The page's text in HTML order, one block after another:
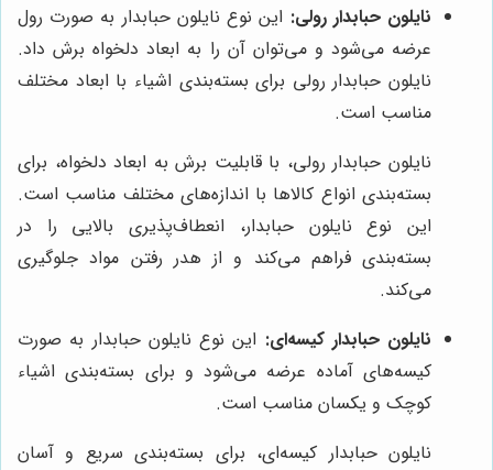
نایلون حبابدار رولی: این نوع نایلون حبابدار به صورت رول
عرضه می‌شود و می‌توان آن را به ابعاد دلخواه برش داد.
نایلون حبابدار رولی برای بسته‌بندی اشیاء با ابعاد مختلف
مناسب است.
نایلون حبابدار رولی، با قابلیت برش به ابعاد دلخواه، برای
بسته‌بندی انواع کالاها با اندازه‌های مختلف مناسب است.
این نوع نایلون حبابدار، انعطاف‌پذیری بالایی را در
بسته‌بندی فراهم می‌کند و از هدر رفتن مواد جلوگیری
می‌کند.
نایلون حبابدار کیسه‌ای: این نوع نایلون حبابدار به صورت
کیسه‌های آماده عرضه می‌شود و برای بسته‌بندی اشیاء
کوچک و یکسان مناسب است.
نایلون حبابدار کیسه‌ای، برای بسته‌بندی سریع و آسان